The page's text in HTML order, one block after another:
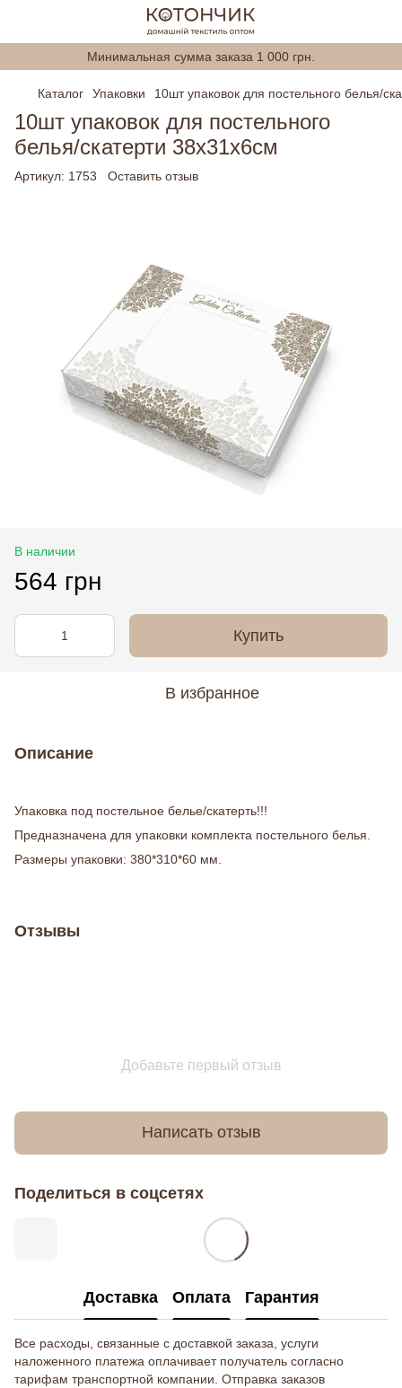
Минимальная сумма заказа 1 000 грн.
Каталог Упаковки 10шт упаковок для постельного белья/
10шт упаковок для постельного
белья/скатерти 38х31х6см
Артикул: 1753 Оставить отзыв
В наличии
564 грн
Купить
В избранное
Описание
Упаковка под постельное белье/скатерть!!!
Предназначена для упаковки комплекта постельного белья.
Размеры упаковки: 380*310*60 мм.
Отзывы
Добавьте первый отзыв
Написать отзыв
Поделиться в соцсетях
Доставка Оплата Гарантия
Все расходы, связанные с доставкой заказа, услуги
наложенного платежа оплачивает получатель согласно
тарифам транспортной компании. Отправка заказов